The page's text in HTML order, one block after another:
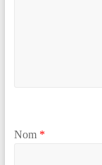
Nom *